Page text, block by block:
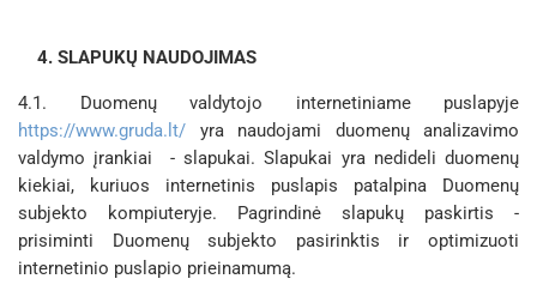
4. SLAPUKŲ NAUDOJIMAS
4.1. Duomenų valdytojo internetiniame puslapyje
https://www.gruda.lt/ yra naudojami duomenų analizavimo
valdymo įrankiai - slapukai. Slapukai yra nedideli duomenų
kiekiai, kuriuos internetinis puslapis patalpina Duomenų
subjekto kompiuteryje. Pagrindinė slapukų paskirtis -
prisiminti Duomenų subjekto pasirinktis ir optimizuoti
internetinio puslapio prieinamumą.